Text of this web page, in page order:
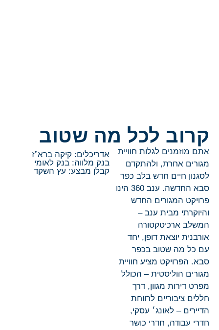
קרוב לכל מה שטוב
אתם מוזמנים לגלות חוויית
מגורים אחרת, ולהתקדם
לסגנון חיים חדש בלב כפר
סבא החדשה. ענב 360 הינו
פרויקט המגורים החדש
והיוקרתי מבית ענב –
המשלב ארכיטקטורה
אורבנית יוצאת דופן, יחד
עם כל מה שטוב בכפר
סבא. הפרויקט מציע חוויית
מגורים הוליסטית – הכולל
מפרט דירות מגוון, דרך
חללים ציבוריים לרווחת
הדיירים – לאונג׳ עסקי,
חדרי עבודה, חדרי כושר
אדריכלים: קיקה ברא”ז
בנק מלווה: בנק לאומי
קבלן מבצע: עץ השקד